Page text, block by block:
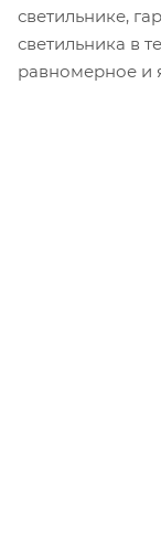
светильнике,
светильника в
равномерное и